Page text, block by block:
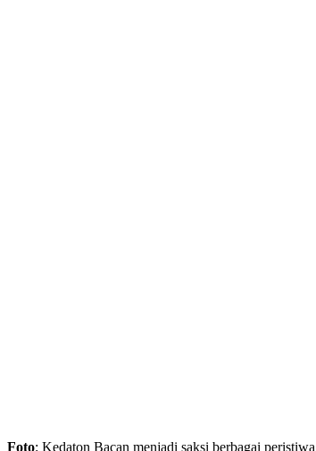
Foto: Kedaton Bacan menjadi saksi berbagai